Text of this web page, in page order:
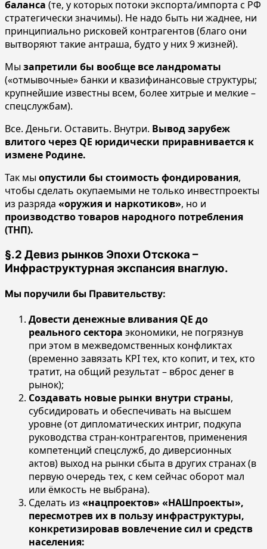
баланса (те, у которых потоки экспорта/импорта с РФ
стратегически значимы). Не надо быть ни жаднее, ни
принципиально рисковей контрагентов (благо они
вытворяют такие антраша, будто у них 9 жизней).
Мы запретили бы вообще все ландроматы
(«отмывочные» банки и квазифинансовые структуры;
крупнейшие известны всем, более хитрые и мелкие –
спецслужбам).
Все. Деньги. Оставить. Внутри. Вывод зарубеж
влитого через QE юридически приравнивается к
измене Родине.
Так мы опустили бы стоимость фондирования,
чтобы сделать окупаемыми не только инвестпроекты
из разряда «оружия и наркотиков», но и
производство товаров народного потребления
(ТНП).
§.2 Девиз рынков Эпохи Отскока –
Инфраструктурная экспансия внаглую.
Мы поручили бы Правительству:
Довести денежные вливания QE до
реального сектора экономики, не погрязнув
при этом в межведомственных конфликтах
(временно завязать KPI тех, кто копит, и тех, кто
тратит, на общий результат – вброс денег в
рынок);
Создавать новые рынки внутри страны,
субсидировать и обеспечивать на высшем
уровне (от дипломатических интриг, подкупа
руководства стран-контрагентов, применения
компетенций спецслужб, до диверсионных
актов) выход на рынки сбыта в других странах (в
первую очередь тех, с кем сейчас оборот мал
или ёмкость не выбрана).
Сделать из «нацпроектов» «НАШпроекты»,
пересмотрев их в пользу инфраструктуры,
конкретизировав вовлечение сил и средств
населения: